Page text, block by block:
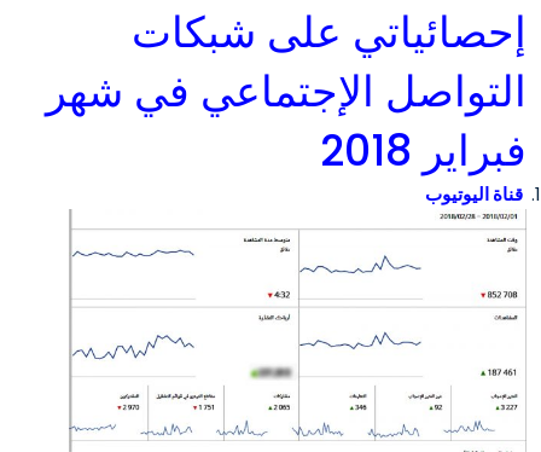
إحصائياتي على شبكات
التواصل الإجتماعي في شهر
فبراير 2018
قناة اليوتيوب